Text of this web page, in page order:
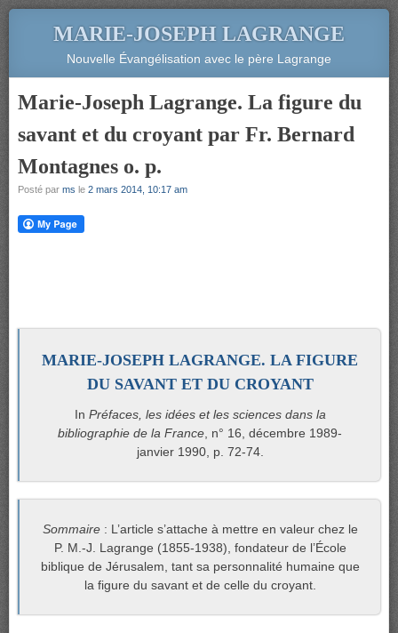
MARIE-JOSEPH LAGRANGE
Nouvelle Évangélisation avec le père Lagrange
Marie-Joseph Lagrange. La figure du
savant et du croyant par Fr. Bernard
Montagnes o. p.
Posté par ms le 2 mars 2014, 10:17 am
MARIE-JOSEPH LAGRANGE. LA FIGURE
DU SAVANT ET DU CROYANT
In Préfaces, les idées et les sciences dans la
bibliographie de la France, n° 16, décembre 1989-
janvier 1990, p. 72-74.
Sommaire: L’article s’attache à mettre en valeur chez le
P. M.-J. Lagrange (1855-1938), fondateur de l’École
biblique de Jérusalem, tant sa personnalité humaine que
la figure du savant et de celle du croyant.